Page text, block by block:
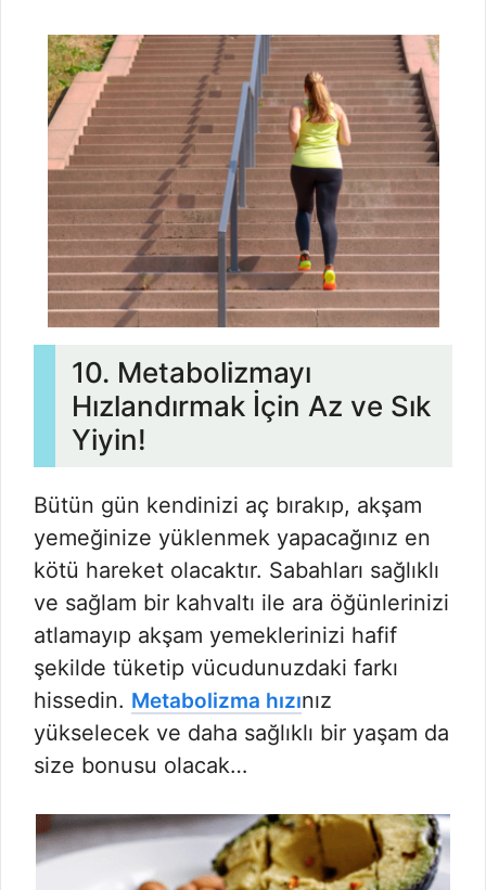
10. Metabolizmayı
Hızlandırmak İçin Az ve Sık
Yiyin!
Bütün gün kendinizi aç bırakıp, akşam
yemeğinize yüklenmek yapacağınız en
kötü hareket olacaktır. Sabahları sağlıklı
ve sağlam bir kahvaltı ile ara öğünlerinizi
atlamayıp akşam yemeklerinizi hafif
şekilde tüketip vücudunuzdaki farkı
hissedin. Metabolizma hızınız
yükselecek ve daha sağlıklı bir yaşam da
size bonusu olacak…